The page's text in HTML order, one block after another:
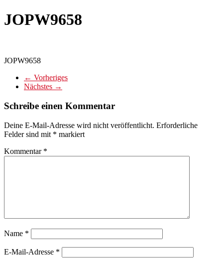
JOPW9658
JOPW9658
← Vorheriges
Nächstes →
Schreibe einen Kommentar
Deine E-Mail-Adresse wird nicht veröffentlicht. Erforderliche
Felder sind mit * markiert
Kommentar *
Name *
E-Mail-Adresse *